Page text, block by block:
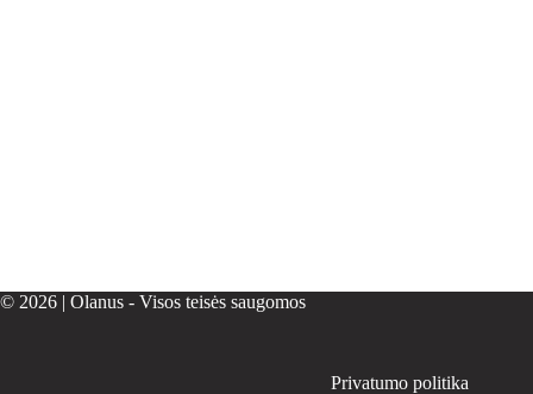
© 2026 | Olanus - Visos teisės saugomos
Privatumo politika